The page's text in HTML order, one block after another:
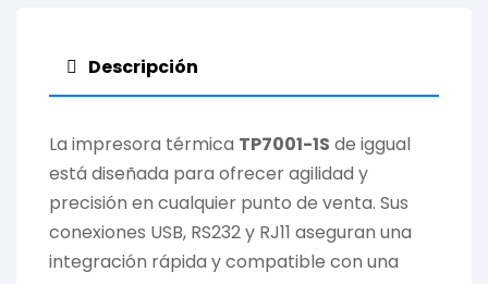
Descripción
La impresora térmica TP7001-1S de iggual
está diseñada para ofrecer agilidad y
precisión en cualquier punto de venta. Sus
conexiones USB, RS232 y RJ11 aseguran una
integración rápida y compatible con una